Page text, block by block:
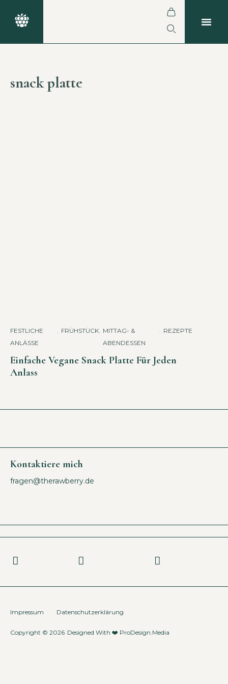
snack platte
FESTLICHE
ANLÄSSE
FRÜHSTÜCK, MITTAG- &
ABENDESSEN
REZEPTE
Einfache Vegane Snack Platte Für Jeden
Anlass
Kontaktiere mich
fragen@therawberry.de
Copyright © 2026 Designed With ❤️ ProDesign.Media
Impressum Datenschutzerklärung